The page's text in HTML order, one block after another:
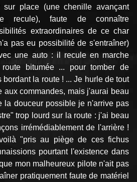
sur place (une chenille avançant
recule), faute de connaître
extraordinaires de ce char
pas eu possibilité de s'entraîner)
une auto : il recule en marche
bitumée ... pour tomber de
bordant la route ! ... Je hurle de tout
aux commandes, mais j'aurai beau
la douceur possible je n'arrive pas
trop lourd sur la route : j'ai beau
irrémédiablement de l'arrière !
"pris au piège de ces fichus
pourtant l'existence dans
mon malheureux pilote n'ait pas
pratiquement faute de matériel